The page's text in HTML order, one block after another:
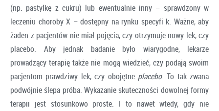
(np. pastylkę z cukru) lub ewentualnie inny – sprawdzony w
leczeniu choroby X – dostępny na rynku specyfi k. Ważne, aby
żaden z pacjentów nie miał pojęcia, czy otrzymuje nowy lek, czy
placebo. Aby jednak badanie było wiarygodne, lekarze
prowadzący terapię także nie mogą wiedzieć, czy podają swoim
pacjentom prawdziwy lek, czy obojętne placebo. To tak zwana
podwójnie ślepa próba. Wykazanie skuteczności dowolnej formy
terapii jest stosunkowo proste. I to nawet wtedy, gdy nie